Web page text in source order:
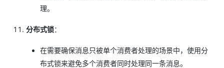
理。
分布式锁：
在需要确保消息只被单个消费者处理的场景中，使用分
布式锁来避免多个消费者同时处理同一条消息。